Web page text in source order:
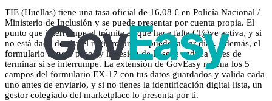
TIE (Huellas) tiene una tasa oficial de 16,08 € en Policía Nacional /
Ministerio de Inclusión y se puede presentar por cuenta propia. El
punto que interrumpe el trámite es que hace falta Cl@ve activa, y si
no está dada de alta el registro previo puede tardar días. Además, el
formulario tiene 5 pasos y la sesión de la sede caduca antes de
terminar si se interrumpe. La extensión de GovEasy rellena los 5
campos del formulario EX-17 con tus datos guardados y valida cada
uno antes de enviarlo, y si no tienes la identificación digital lista, un
gestor colegiado del marketplace lo presenta por ti.